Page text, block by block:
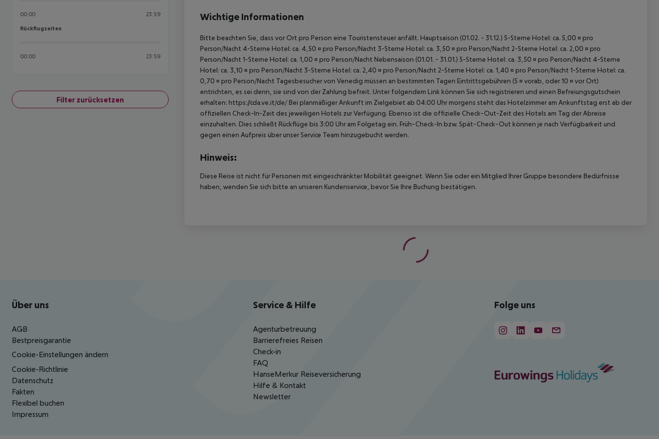
00:00 23:59
Rückflugzeiten
Rückflugzeiten
00:00 23:59
Filter zurücksetzen
Wichtige Informationen
Bitte beachten Sie, dass vor Ort pro Person eine Touristensteuer anfällt. Hauptsaison (01.02. - 31.12.) 5-Sterne Hotel: ca. 5,00 ¤ pro
Person/Nacht 4-Sterne Hotel: ca. 4,50 ¤ pro Person/Nacht 3-Sterne Hotel: ca. 3,50 ¤ pro Person/Nacht 2-Sterne Hotel: ca. 2,00 ¤ pro
Person/Nacht 1-Sterne Hotel: ca. 1,00 ¤ pro Person/Nacht Nebensaison (01.01. - 31.01.) 5-Sterne Hotel: ca. 3,50 ¤ pro Person/Nacht 4-Sterne
Hotel: ca. 3,10 ¤ pro Person/Nacht 3-Sterne Hotel: ca. 2,40 ¤ pro Person/Nacht 2-Sterne Hotel: ca. 1,40 ¤ pro Person/Nacht 1-Sterne Hotel: ca.
0,70 ¤ pro Person/Nacht Tagesbesucher von Venedig müssen an bestimmten Tagen Eintrittsgebühren (5 ¤ vorab, oder 10 ¤ vor Ort)
entrichten, es sei denn, sie sind von der Zahlung befreit. Unter folgendem Link können Sie sich registrieren und einen Befreiungsgutschein
erhalten: https://cda.ve.it/de/ Bei planmäßiger Ankunft im Zielgebiet ab 04:00 Uhr morgens steht das Hotelzimmer am Ankunftstag erst ab der
offiziellen Check-In-Zeit des jeweiligen Hotels zur Verfügung. Ebenso ist die offizielle Check-Out-Zeit des Hotels am Tag der Abreise
einzuhalten. Dies schließt Rückflüge bis 3:00 Uhr am Folgetag ein. Früh-Check-In bzw. Spät-Check-Out können je nach Verfügbarkeit und
gegen einen Aufpreis über unser Service Team hinzugebucht werden.
Hinweis:
Diese Reise ist nicht für Personen mit eingeschränkter Mobilität geeignet. Wenn Sie oder ein Mitglied Ihrer Gruppe besondere Bedürfnisse
haben, wenden Sie sich bitte an unseren Kundenservice, bevor Sie Ihre Buchung bestätigen.
Footer navigation
Über uns
AGB
Bestpreisgarantie
Cookie-Einstellungen ändern
Cookie-Richtlinie
Datenschutz
Fakten
Flexibel buchen
Impressum
Service & Hilfe
Agenturbetreuung
Barrierefreies Reisen
Check-in
FAQ
HanseMerkur Reiseversicherung
Hilfe & Kontakt
Newsletter
Folge uns